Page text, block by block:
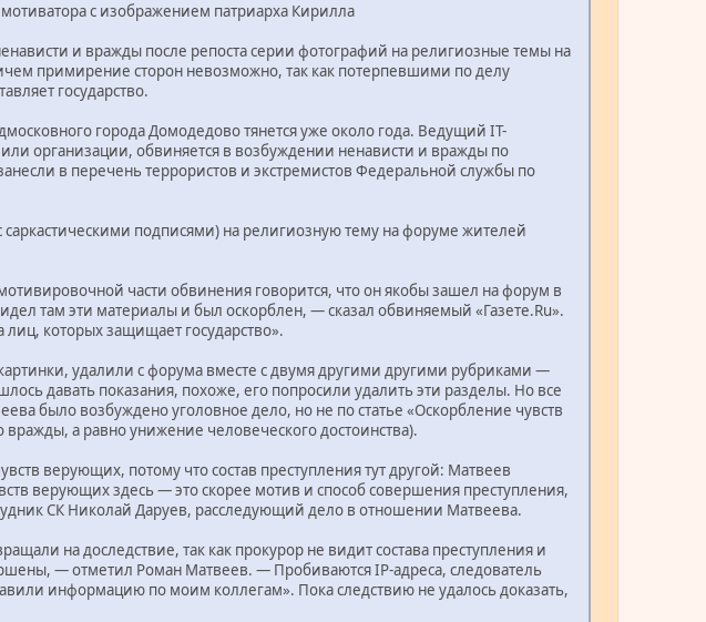
с изображением патриарха Кирилла
и вражды после репоста серии фотографий на религиозные темы на
примирение сторон невозможно, так как потерпевшими по делу
государство.
города Домодедово тянется уже около года. Ведущий IT-
организации, обвиняется в возбуждении ненависти и вражды по
в перечень террористов и экстремистов Федеральной службы по
подписями) на религиозную тему на форуме жителей
части обвинения говорится, что он якобы зашел на форум в
там эти материалы и был оскорблен, — сказал обвиняемый «Газете.Ru».
которых защищает государство».
удалили с форума вместе с двумя другими другими рубриками —
давать показания, похоже, его попросили удалить эти разделы. Но все
было возбуждено уголовное дело, но не по статье «Оскорбление чувств
а равно унижение человеческого достоинства).
верующих, потому что состав преступления тут другой: Матвеев
верующих здесь — это скорее мотив и способ совершения преступления,
СК Николай Даруев, расследующий дело в отношении Матвеева.
на доследствие, так как прокурор не видит состава преступления и
— отметил Роман Матвеев. — Пробиваются IP-адреса, следователь
информацию по моим коллегам». Пока следствию не удалось доказать,